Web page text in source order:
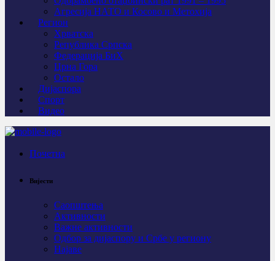
Агресија НАТО и Косово и Метохија
Регион
Хрватска
Република Српска
Федерација БиХ
Црна Гора
Остало
Дијаспора
Спорт
Видео
Почетна
Вијести
Саопштења
Активности
Важне активности
Одбор за дијаспору и Србе у региону
Најаве